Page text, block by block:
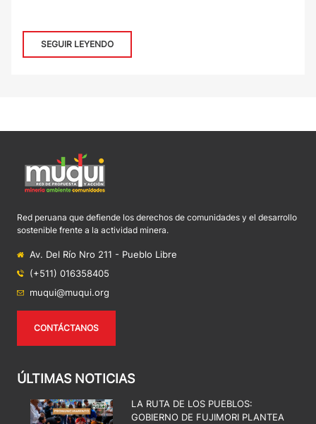
SEGUIR LEYENDO
Red peruana que defiende los derechos de comunidades y el desarrollo
sostenible frente a la actividad minera.
Av. Del Río Nro 211 - Pueblo Libre
(+511) 016358405
muqui@muqui.org
CONTÁCTANOS
ÚLTIMAS NOTICIAS
LA RUTA DE LOS PUEBLOS:
GOBIERNO DE FUJIMORI PLANTEA